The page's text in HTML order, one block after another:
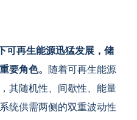
可再生能源迅猛发展，储
要角色。
随着可再生能源
其随机性、间歇性、能量
统供需两侧的双重波动性